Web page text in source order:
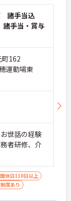
諸手当込
手当・賞与
町162
運動場東
世話の経験
者研修、介
休日110日以上
度あり